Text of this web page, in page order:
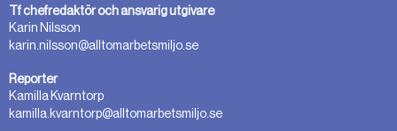
Tf chefredaktör och ansvarig utgivare
Karin Nilsson
karin.nilsson@alltomarbetsmiljo.se
Reporter
Kamilla Kvarntorp
kamilla.kvarntorp@alltomarbetsmiljo.se